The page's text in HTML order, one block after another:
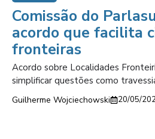
Comissão do
acordo que facilita
fronteiras
Acordo sobre Localidades
simplificar questões como
Guilherme Wojciechowski 20/05/